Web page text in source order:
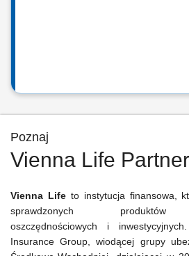
Poznaj
Vienna Life
Vienna Lifeto instytucja finansowa,
sprawdzonych produktów
oszczędnościowych i
Insurance Group, wiodącej grupy